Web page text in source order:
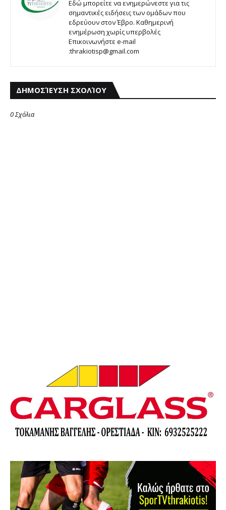
Εδώ μπορείτε να ενημερώνεστε για τις
σημαντικές ειδήσεις των ομάδων που
εδρεύουν στον Έβρο. Καθημερινή
ενημέρωση χωρίς υπερβολές
Επικοινωνήστε e-mail
:thrakiotisp@gmail.com
ΔΗΜΟΣΊΕΥΣΗ ΣΧΟΛΊΟΥ
0 Σχόλια